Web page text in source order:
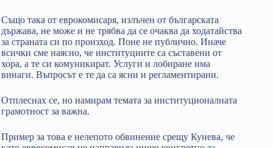
Също така от еврокомисаря, излъчен от българската
държава, не може и не трябва да се очаква да ходатайства
за страната си по произход. Поне не публично. Иначе
всички сме наясно, че институциите са съставени от
хора, а те си комуникират. Услуги и лобиране има
винаги. Въпросът е те да са ясни и регламентирани.
Отплеснах се, но намирам темата за институционалната
грамотност за важна.
Пример за това е нелепото обвинение срещу Кунева, че